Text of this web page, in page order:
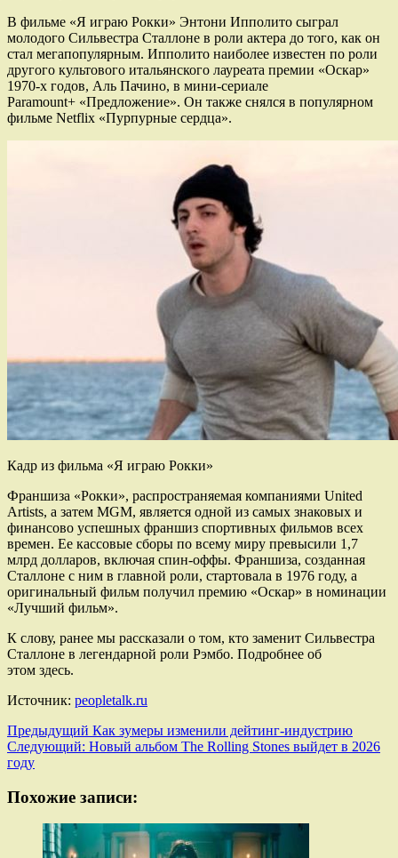
В фильме «Я играю Рокки» Энтони Ипполито сыграл
молодого Сильвестра Сталлоне в роли актера до того, как он
стал мегапопулярным. Ипполито наиболее известен по роли
другого культового итальянского лауреата премии «Оскар»
1970-х годов, Аль Пачино, в мини-сериале
Paramount+ «Предложение». Он также снялся в популярном
фильме Netflix «Пурпурные сердца».
Кадр из фильма «Я играю Рокки»
Франшиза «Рокки», распространяемая компаниями United
Artists, а затем MGM, является одной из самых знаковых и
финансово успешных франшиз спортивных фильмов всех
времен. Ее кассовые сборы по всему миру превысили 1,7
млрд долларов, включая спин-оффы. Франшиза, созданная
Сталлоне с ним в главной роли, стартовала в 1976 году, а
оригинальный фильм получил премию «Оскар» в номинации
«Лучший фильм».
К слову, ранее мы рассказали о том, кто заменит Сильвестра
Сталлоне в легендарной роли Рэмбо. Подробнее об
этом здесь.
Источник: peopletalk.ru
Навигация
записи
Предыдущий Как зумеры изменили дейтинг-индустрию
Следующий: Новый альбом The Rolling Stones выйдет в 2026
году
Похожие записи: